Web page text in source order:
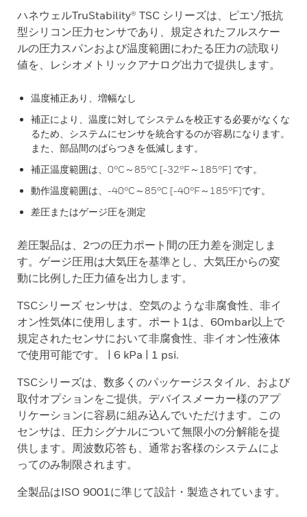
ハネウェルTruStability® TSC シリーズは、ピエゾ抵抗
型シリコン圧力センサであり、規定されたフルスケー
ルの圧力スパンおよび温度範囲にわたる圧力の読取り
値を、レシオメトリックアナログ出力で提供します。
温度補正あり、増幅なし
補正により、温度に対してシステムを校正する必要がなくな
るため、システムにセンサを統合するのが容易になります。
また、部品間のばらつきを低減します。
補正温度範囲は、0°C～85°C [-32°F～185°F] です。
動作温度範囲は、-40°C～85°C [-40°F～185°F]です。
差圧またはゲージ圧を測定
差圧製品は、2つの圧力ポート間の圧力差を測定しま
す。ゲージ圧用は大気圧を基準とし、大気圧からの変
動に比例した圧力値を出力します。
TSCシリーズ センサは、空気のような非腐食性、非イ
オン性気体に使用します。ポート1は、60mbar以上で
規定されたセンサにおいて非腐食性、非イオン性液体
で使用可能です。 | 6 kPa | 1 psi.
TSCシリーズは、数多くのパッケージスタイル、および
取付オプションをご提供。デバイスメーカー様のアプ
リケーションに容易に組み込んでいただけます。この
センサは、圧力シグナルについて無限小の分解能を提
供します。周波数応答も、通常お客様のシステムによ
ってのみ制限されます。
全製品はISO 9001に準じて設計・製造されています。